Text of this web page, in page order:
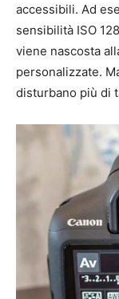
accessibili. Ad
sensibilità ISO
viene nascosta
personalizzate.
disturbano più di